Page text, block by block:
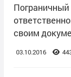
Пограничный
своим
03.10.2016